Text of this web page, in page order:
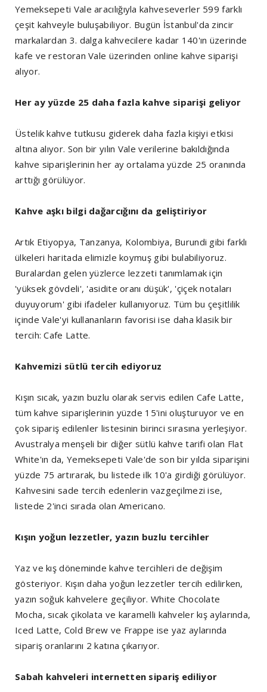
Yemeksepeti Vale aracılığıyla kahveseverler 599 farklı
çeşit kahveyle buluşabiliyor. Bugün İstanbul'da zincir
markalardan 3. dalga kahvecilere kadar 140'ın üzerinde
kafe ve restoran Vale üzerinden online kahve siparişi
alıyor.
Her ay yüzde 25 daha fazla kahve siparişi geliyor
Üstelik kahve tutkusu giderek daha fazla kişiyi etkisi
altına alıyor. Son bir yılın Vale verilerine bakıldığında
kahve siparişlerinin her ay ortalama yüzde 25 oranında
arttığı görülüyor.
Kahve aşkı bilgi dağarcığını da geliştiriyor
Artık Etiyopya, Tanzanya, Kolombiya, Burundi gibi farklı
ülkeleri haritada elimizle koymuş gibi bulabiliyoruz.
Buralardan gelen yüzlerce lezzeti tanımlamak için
'yüksek gövdeli', 'asidite oranı düşük', 'çiçek notaları
duyuyorum' gibi ifadeler kullanıyoruz. Tüm bu çeşitlilik
içinde Vale'yi kullananların favorisi ise daha klasik bir
tercih: Cafe Latte.
Kahvemizi sütlü tercih ediyoruz
Kışın sıcak, yazın buzlu olarak servis edilen Cafe Latte,
tüm kahve siparişlerinin yüzde 15'ini oluşturuyor ve en
çok sipariş edilenler listesinin birinci sırasına yerleşiyor.
Avustralya menşeli bir diğer sütlü kahve tarifi olan Flat
White'ın da, Yemeksepeti Vale'de son bir yılda siparişini
yüzde 75 artırarak, bu listede ilk 10'a girdiği görülüyor.
Kahvesini sade tercih edenlerin vazgeçilmezi ise,
listede 2'inci sırada olan Americano.
Kışın yoğun lezzetler, yazın buzlu tercihler
Yaz ve kış döneminde kahve tercihleri de değişim
gösteriyor. Kışın daha yoğun lezzetler tercih edilirken,
yazın soğuk kahvelere geçiliyor. White Chocolate
Mocha, sıcak çikolata ve karamelli kahveler kış aylarında,
Iced Latte, Cold Brew ve Frappe ise yaz aylarında
sipariş oranlarını 2 katına çıkarıyor.
Sabah kahveleri internetten sipariş ediliyor